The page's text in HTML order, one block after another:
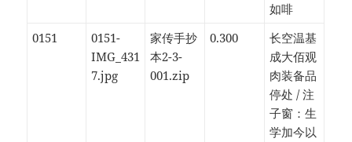
如啡
0151
0151-
IMG_431
7.jpg
家传手抄
本2-3-
001.zip
0.300
长空温基
成大佰观
肉装备品
停处 / 注
子窗：生
学加今以